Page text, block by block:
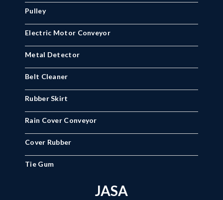
Pulley
Electric Motor Conveyor
Metal Detector
Belt Cleaner
Rubber Skirt
Rain Cover Conveyor
Cover Rubber
Tie Gum
JASA